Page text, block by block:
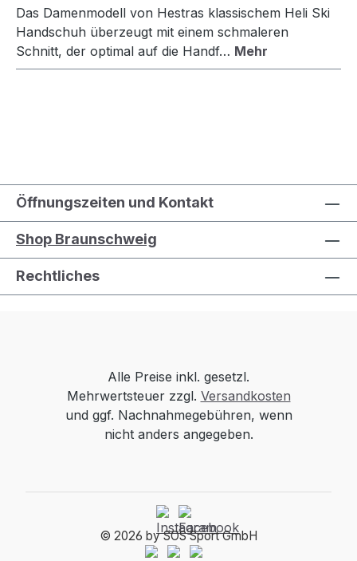
Das Damenmodell von Hestras klassischem Heli Ski
Handschuh überzeugt mit einem schmaleren
Schnitt, der optimal auf die Handf… Mehr
Öffnungszeiten und Kontakt
Shop Braunschweig
Rechtliches
Alle Preise inkl. gesetzl.
Mehrwertsteuer zzgl. Versandkosten
und ggf. Nachnahmegebühren, wenn
nicht anders angegeben.
© 2026 by SOS Sport GmbH